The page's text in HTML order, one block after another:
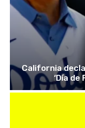
California
‘Día de